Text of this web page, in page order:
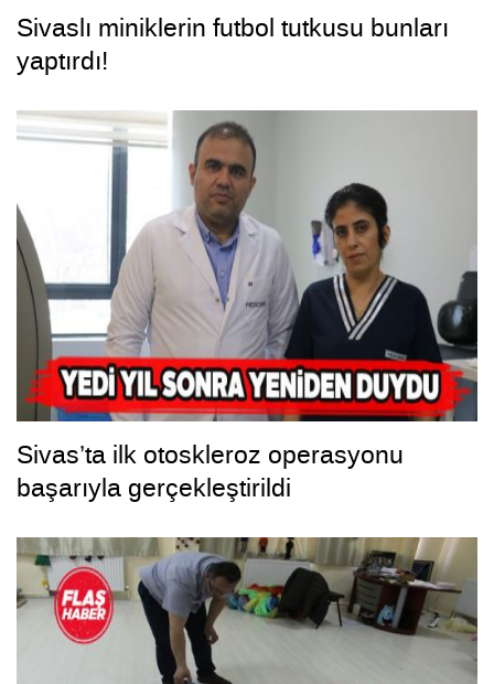
Sivaslı miniklerin futbol tutkusu bunları
yaptırdı!
Sivas’ta ilk otoskleroz operasyonu
başarıyla gerçekleştirildi